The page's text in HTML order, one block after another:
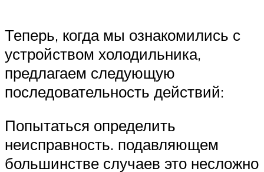
Теперь, когда мы ознакомились с
устройством холодильника,
предлагаем следующую
последовательность действий:
Попытаться определить
неисправность. подавляющем
большинстве случаев это несложно